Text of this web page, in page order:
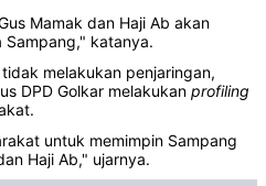
Mamak dan Haji Ab akan
Sampang," katanya.
melakukan penjaringan,
DPD Golkar melakukan profiling
untuk memimpin Sampang
Haji Ab," ujarnya.